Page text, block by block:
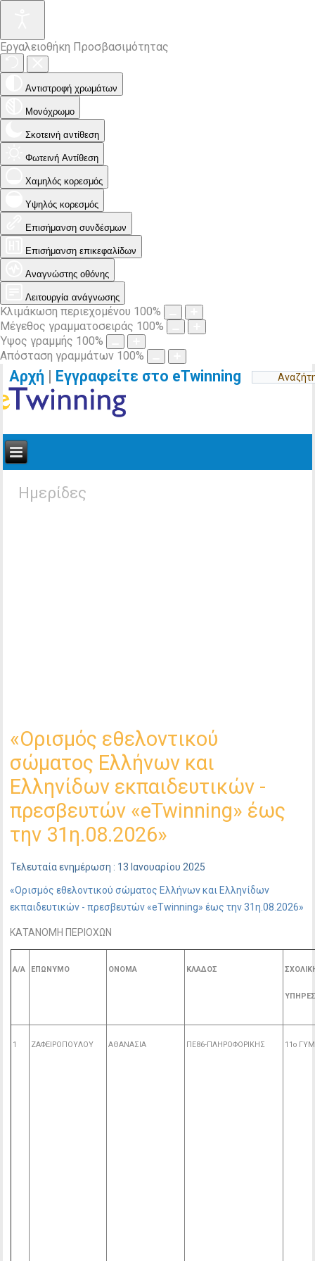
Εργαλειοθήκη Προσβασιμότητας
Αντιστροφή χρωμάτων
Μονόχρωμο
Σκοτεινή αντίθεση
Φωτεινή Αντίθεση
Χαμηλός κορεσμός
Υψηλός κορεσμός
Επισήμανση συνδέσμων
Επισήμανση επικεφαλίδων
Αναγνώστης οθόνης
Λειτουργία ανάγνωσης
Κλιμάκωση περιεχομένου 100%
Μέγεθος γραμματοσειράς 100%
Ύψος γραμμής 100%
Απόσταση γραμμάτων 100%
Αρχή | Εγγραφείτε στο eTwinning
Ημερίδες
«Ορισμός εθελοντικού
σώματος Ελλήνων και
Ελληνίδων εκπαιδευτικών -
πρεσβευτών «eTwinning» έως
την 31η.08.2026»
Τελευταία ενημέρωση : 13 Ιανουαρίου 2025
«Ορισμός εθελοντικού σώματος Ελλήνων και Ελληνίδων
εκπαιδευτικών - πρεσβευτών «eTwinning» έως την 31η.08.2026»
ΚΑΤΑΝΟΜΗ ΠΕΡΙΟΧΩΝ
Α/Α ΕΠΩΝΥΜΟ ΟΝΟΜΑ ΚΛΑΔΟΣ
1 ΖΑΦΕΙΡΟΠΟΥΛΟΥ ΑΘΑΝΑΣΙΑ ΠΕ86-ΠΛΗΡΟΦΟΡΙΚΗΣ 11o